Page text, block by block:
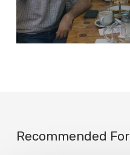
Recommended